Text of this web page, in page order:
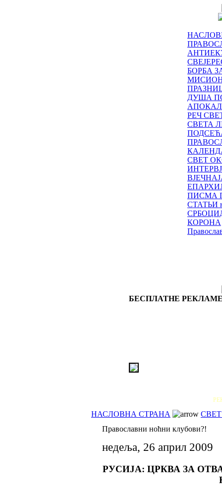
БОРБА
ДУША
РЕЧ
СВЕТА
СВЕТ
ПИСМА
СТАТЬИ
КОРОНА
БЕСПЛАТНЕ
НАСЛОВНА СТРАНА
Православни ноћни клубови?!
недеља, 26 април 2009
РУСИЈА: ЦРКВА ЗА